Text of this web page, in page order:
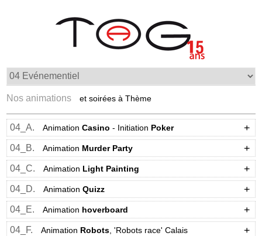
Nos animations et soirées à Thème
04_A. AnimationCasino - Initiation Poker
04_B. Animation Murder Party
04_C. Animation Light Painting
04_D. AnimationQuizz
04_E. Animation hoverboard
04_F. Animation Robots, 'Robots race' Calais